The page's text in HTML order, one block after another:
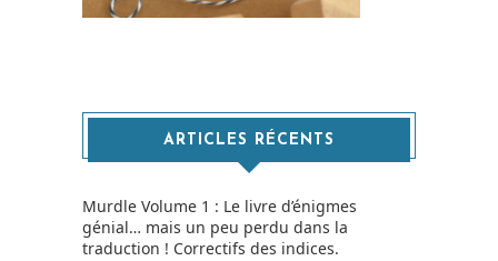
ARTICLES RÉCENTS
Murdle Volume 1 : Le livre d’énigmes
génial… mais un peu perdu dans la
traduction ! Correctifs des indices.